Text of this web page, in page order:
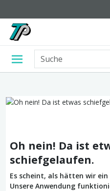
Oh nein! Da ist
schiefgelaufen.
Es scheint, als hätten wir
Unsere Anwendung